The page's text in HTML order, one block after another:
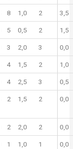
8 1,0 2 3,5
5 0,5 2 1,5
3 2,0 3 0,0
4 1,5 2 1,0
4 2,5 3 0,5
2 1,5 2 0,0
2 2,0 2 0,0
1 1,0 1 0,0